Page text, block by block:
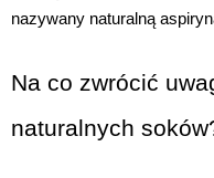
nazywany naturalną
Na co zwrócić
naturalnych